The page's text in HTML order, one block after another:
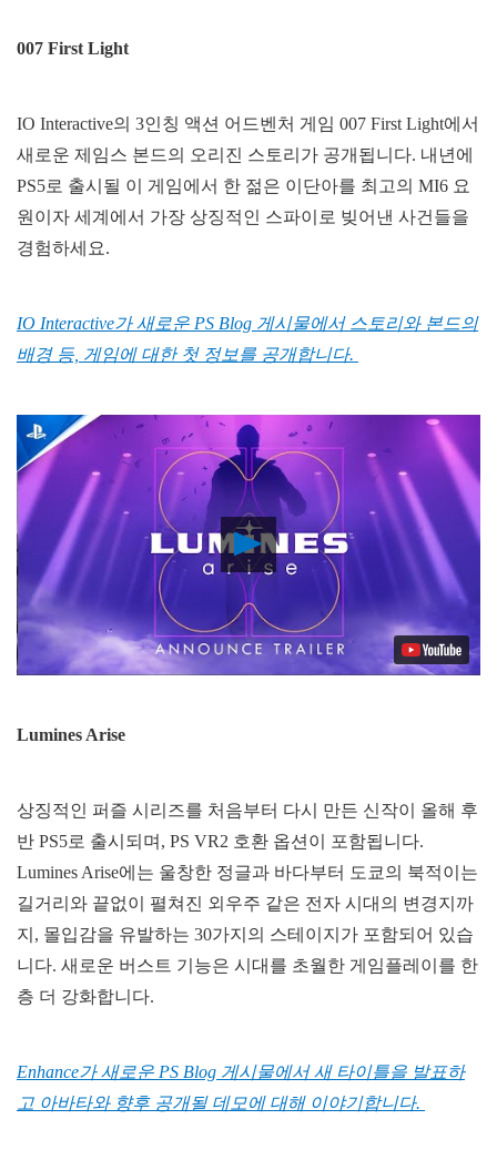
007 First Light
IO Interactive의 3인칭 액션 어드벤처 게임 007 First Light에서
새로운 제임스 본드의 오리진 스토리가 공개됩니다. 내년에
PS5로 출시될 이 게임에서 한 젊은 이단아를 최고의 MI6 요
원이자 세계에서 가장 상징적인 스파이로 빚어낸 사건들을
경험하세요.
IO Interactive가 새로운 PS Blog 게시물에서 스토리와 본드의
배경 등, 게임에 대한 첫 정보를 공개합니다.
Play
Video
Lumines Arise
상징적인 퍼즐 시리즈를 처음부터 다시 만든 신작이 올해 후
반 PS5로 출시되며, PS VR2 호환 옵션이 포함됩니다.
Lumines Arise에는 울창한 정글과 바다부터 도쿄의 북적이는
길거리와 끝없이 펼쳐진 외우주 같은 전자 시대의 변경지까
지, 몰입감을 유발하는 30가지의 스테이지가 포함되어 있습
니다. 새로운 버스트 기능은 시대를 초월한 게임플레이를 한
층 더 강화합니다.
Enhance가 새로운 PS Blog 게시물에서 새 타이틀을 발표하
고 아바타와 향후 공개될 데모에 대해 이야기합니다.